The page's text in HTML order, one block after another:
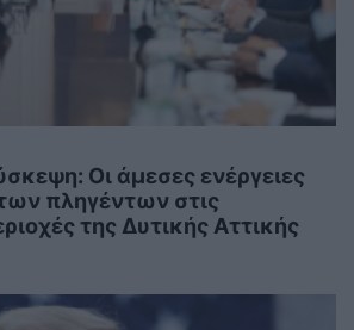
Οι άμεσες ενέργειες
πληγέντων στις
της Δυτικής Αττικής